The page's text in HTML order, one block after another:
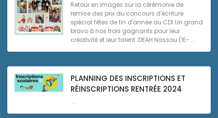
Retour en images sur la cérémonie de
remise des prix du concours d'écriture
spécial fêtes de fin d'année au CDI.Un grand
bravo à nos trois gagnants pour leur
créativité et leur talent :DEAH Nassou (1E- ...
PLANNING DES INSCRIPTIONS ET
RÉINSCRIPTIONS RENTRÉE 2024
...